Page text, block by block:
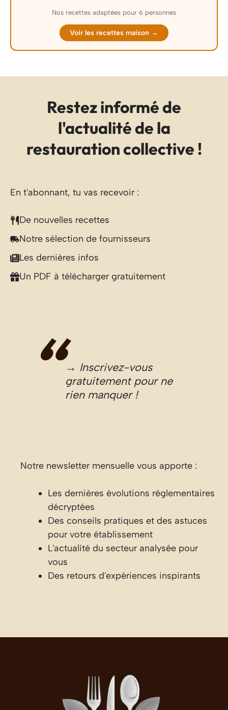
Nos recettes adaptées pour 6 personnes
Voir les recettes maison →
Restez informé de
l'actualité de la
restauration collective !
En t'abonnant, tu vas recevoir :
De nouvelles recettes
Notre sélection de fournisseurs
Les dernières infos
Un PDF à télécharger gratuitement
→ Inscrivez-vous
gratuitement pour ne
rien manquer !
Notre newsletter mensuelle vous apporte :
Les dernières évolutions réglementaires
décryptées
Des conseils pratiques et des astuces
pour votre établissement
L'actualité du secteur analysée pour
vous
Des retours d'expériences inspirants